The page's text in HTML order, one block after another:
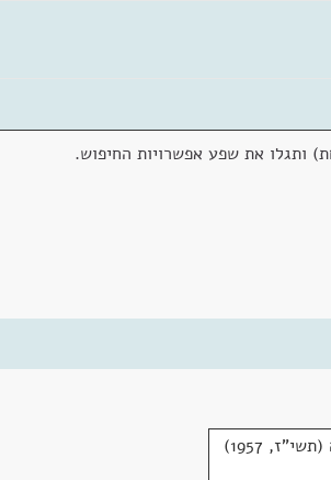
ותגלו את שפע אפשרויות החיפוש.
1957)